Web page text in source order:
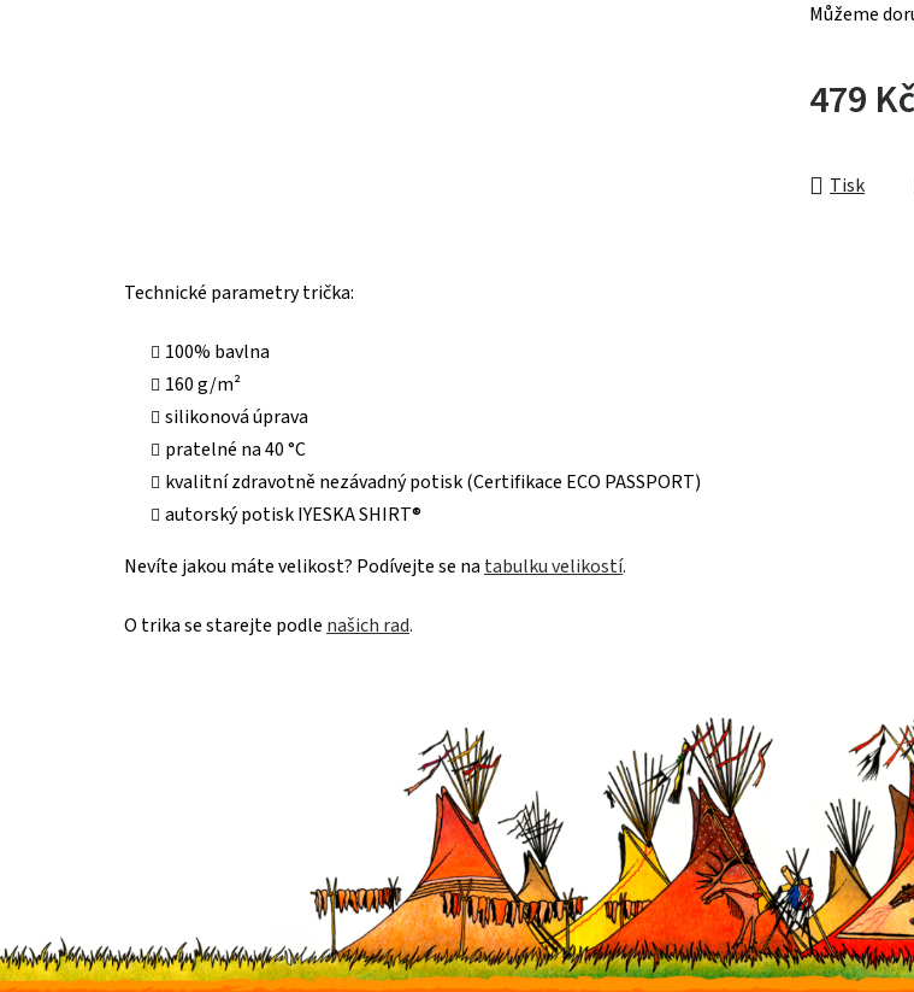
Můžeme
479 Kč
Tisk
Technické parametry trička:
100% bavlna
160 g/m²
silikonová úprava
pratelné na 40 °C
kvalitní zdravotně nezávadný potisk (Certifikace ECO PASSPORT)
autorský potisk IYESKA SHIRT®
Nevíte jakou máte velikost? Podívejte se na tabulku velikostí.
O trika se starejte podle našich rad.